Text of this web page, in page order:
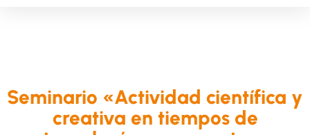
Seminario «Actividad científica y
creativa en tiempos de